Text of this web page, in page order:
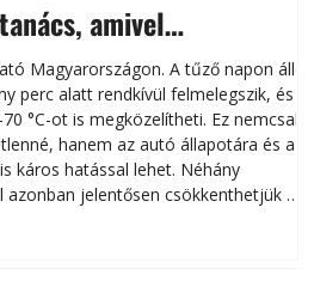
amivel
a nyári károktól
Magyarországon. A tűző napon álló
perc alatt rendkívül felmelegszik, és
°C-ot is megközelítheti. Ez nemcsak
hanem az autó állapotára és a
káros hatással lehet. Néhány
azonban jelentősen csökkenthetjük a